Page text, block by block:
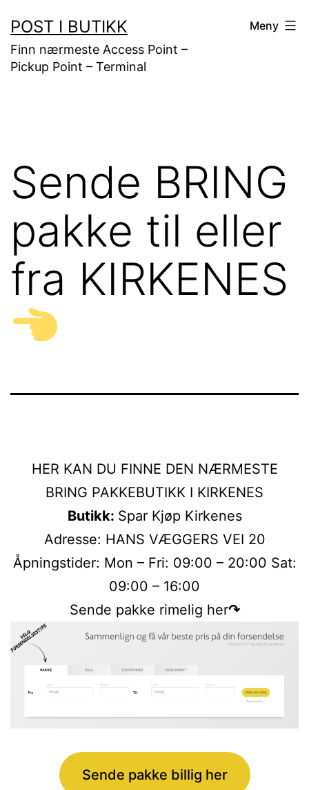
til
innhold
POST I BUTIKK
Finn nærmeste Access Point –
Pickup Point – Terminal
Meny
Sende BRING
pakke til eller
fra KIRKENES
HER KAN DU FINNE DEN NÆRMESTE
BRING PAKKEBUTIKK I KIRKENES
Butikk: Spar Kjøp Kirkenes
Adresse: HANS VÆGGERS VEI 20
Åpningstider: Mon – Fri: 09:00 – 20:00 Sat:
09:00 – 16:00
Sende pakke rimelig her↷
Sende pakke billig her